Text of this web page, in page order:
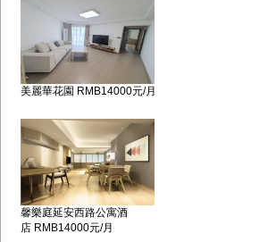
美麗華花園 RMB14000元/月
馨樂庭延安西路公寓酒
店 RMB14000元/月